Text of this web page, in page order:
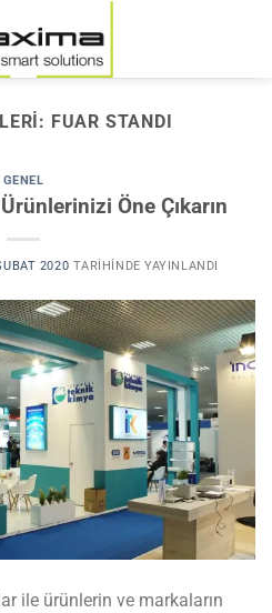
FUAR STANDI
GENEL
Öne Çıkarın
2020 TARIHINDE YAYINLANDI
ile ürünlerin ve markaların